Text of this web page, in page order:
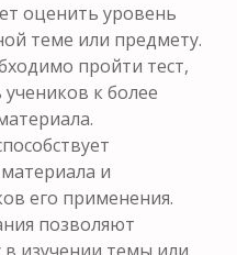
оценить уровень
теме или предмету.
пройти тест,
к более
и
его применения.
позволяют